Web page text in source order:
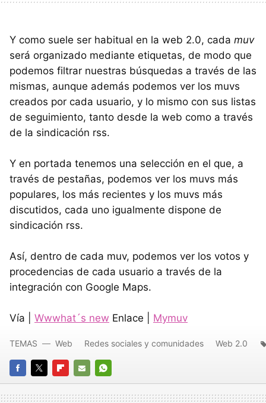
Y como suele ser habitual en la web 2.0, cada muv
será organizado mediante etiquetas, de modo que
podemos filtrar nuestras búsquedas a través de las
mismas, aunque además podemos ver los muvs
creados por cada usuario, y lo mismo con sus listas
de seguimiento, tanto desde la web como a través
de la sindicación rss.
Y en portada tenemos una selección en el que, a
través de pestañas, podemos ver los muvs más
populares, los más recientes y los muvs más
discutidos, cada uno igualmente dispone de
sindicación rss.
Así, dentro de cada muv, podemos ver los votos y
procedencias de cada usuario a través de la
integración con Google Maps.
Vía | Wwwhat´s new Enlace | Mymuv
FACEBOOK
TWITTERFLIPBOARD
E-
WHATSAPP
TEMAS Web Redes sociales y comunidades Web 2.0